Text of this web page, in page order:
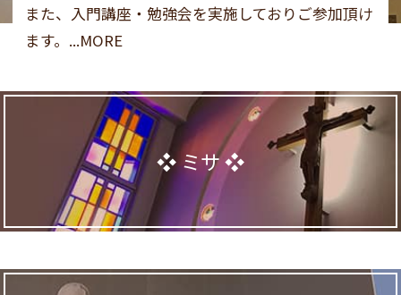
また、入門講座・勉強会を実施しておりご参加頂け
ます。...MORE
ミサ